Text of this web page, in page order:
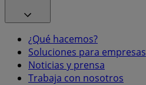
¿Qué hacemos?
Soluciones para empresas
Noticias y prensa
Trabaja con nosotros